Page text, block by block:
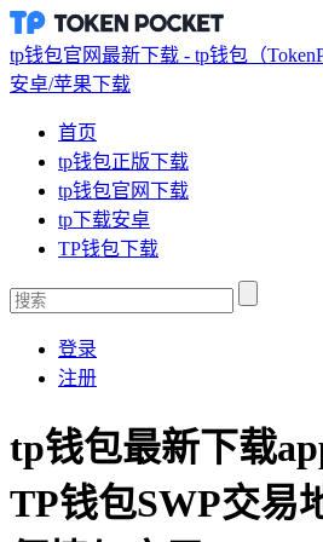
tp钱包官网最新下载 - tp钱包（
安卓/苹果下载
首页
tp钱包正版下载
tp钱包官网下载
tp下载安卓
TP钱包下载
登录
注册
tp钱包最新下载
TP钱包SWP交易